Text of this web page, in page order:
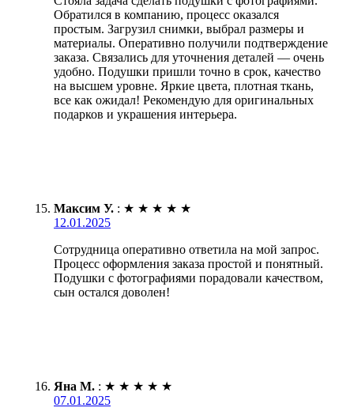
Обратился в компанию, процесс оказался
простым. Загрузил снимки, выбрал размеры и
материалы. Оперативно получили подтверждение
заказа. Связались для уточнения деталей — очень
удобно. Подушки пришли точно в срок, качество
на высшем уровне. Яркие цвета, плотная ткань,
все как ожидал! Рекомендую для оригинальных
подарков и украшения интерьера.
Максим У. : ★ ★ ★ ★ ★
12.01.2025
Сотрудница оперативно ответила на мой запрос.
Процесс оформления заказа простой и понятный.
Подушки с фотографиями порадовали качеством,
сын остался доволен!
Яна М. : ★ ★ ★ ★ ★
07.01.2025